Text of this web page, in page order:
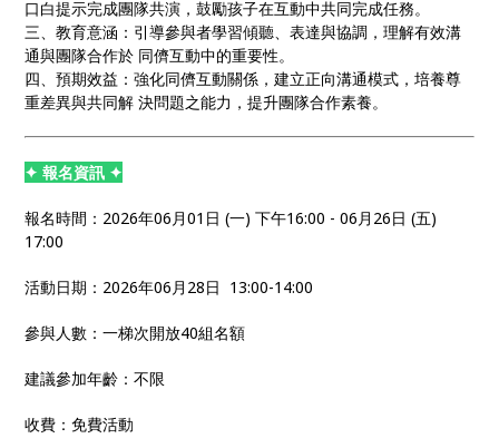
口白提示完成團隊共演，鼓勵孩子在互動中共同完成任務。
三、教育意涵：引導參與者學習傾聽、表達與協調，理解有效溝
通與團隊合作於 同儕互動中的重要性。
四、預期效益：強化同儕互動關係，建立正向溝通模式，培養尊
重差異與共同解 決問題之能力，提升團隊合作素養。
✦ 報名資訊 ✦
報名時間：2026年06月01日 (一) 下午16:00 - 06月26日 (五)
17:00
活動日期：2026年06月28日 13:00-14:00
參與人數：一梯次開放40組名額
建議參加年齡：不限
收費：免費活動